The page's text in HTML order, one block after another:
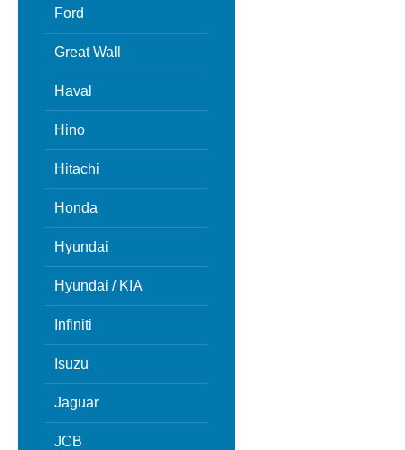
Ford
Great Wall
Haval
Hino
Hitachi
Honda
Hyundai
Hyundai / KIA
Infiniti
Isuzu
Jaguar
JCB